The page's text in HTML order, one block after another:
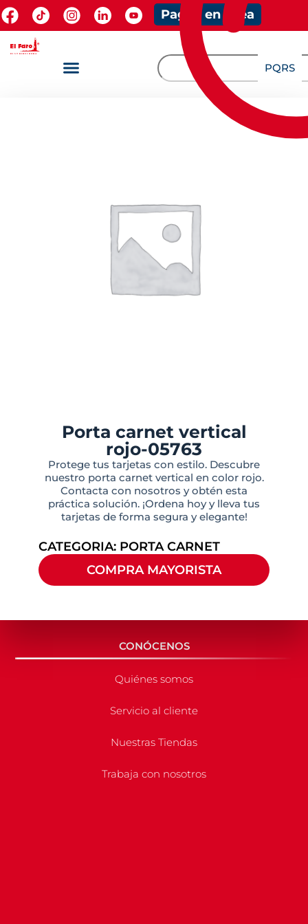
Pagos en línea
PQRS
Porta carnet vertical
rojo-05763
Protege tus tarjetas con estilo. Descubre
nuestro porta carnet vertical en color rojo.
Contacta con nosotros y obtén esta
práctica solución. ¡Ordena hoy y lleva tus
tarjetas de forma segura y elegante!
CATEGORIA: PORTA CARNET
COMPRA MAYORISTA
CONÓCENOS
Quiénes somos
Servicio al cliente
Nuestras Tiendas
Trabaja con nosotros